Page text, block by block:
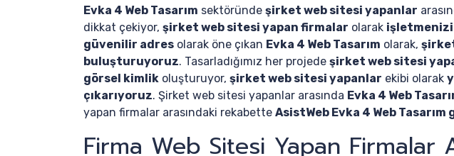
Evka 4 Web Tasarım sektöründe şirket web sitesi yapanlar
dikkat çekiyor, şirket web sitesi yapan firmalar olarak
güvenilir adres olarak öne çıkan Evka 4 Web Tasarım olarak,
buluşturuyoruz. Tasarladığımız her projede şirket web sitesi
görsel kimlik oluşturuyor, şirket web sitesi yapanlar ekibi olarak
çıkarıyoruz. Şirket web sitesi yapanlar arasında Evka 4 Web
yapan firmalar arasındaki rekabette AsistWeb Evka 4 Web
Firma Web Sitesi Yapan Firmalar